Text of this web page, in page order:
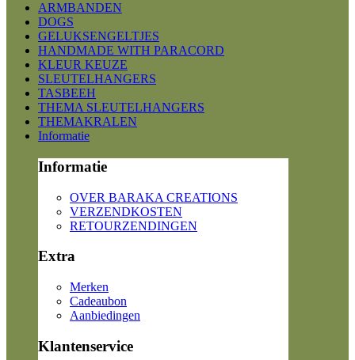
ARMBANDEN
DOGS
GELUKSENGELTJES
HANDMADE WITH PARACORD
KLEUR KEUZE
SLEUTELHANGERS
TASBEEH
THEMA SLEUTELHANGERS
THEMAKRALEN
Informatie
Informatie
OVER BARAKA CREATIONS
VERZENDKOSTEN
RETOURZENDINGEN
Extra
Merken
Cadeaubon
Aanbiedingen
Klantenservice